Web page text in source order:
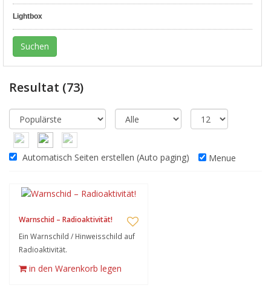
Lightbox
Resultat (73)
Automatisch Seiten erstellen (Auto paging) Menue
Warnschid – Radioaktivität!
Ein Warnschild / Hinweisschild auf
Radioaktivität.
in den Warenkorb legen